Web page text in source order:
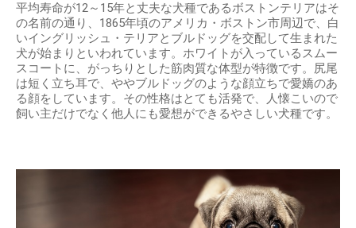
平均寿命が12～15年と丈夫な犬種であるボストンテリアはそ
の名前の通り、1865年頃のアメリカ・ボストン市周辺で、白
いイングリッシュ・テリアとブルドッグを交配して生まれた
犬が始まりといわれています。ホワイトが入っているスムー
スコートに、がっちりとした筋肉質な体型が特徴です。尻尾
は短く立ち耳で、ややブルドッグのような顔立ちで愛嬌のあ
る顔をしています。その性格はとても活発で、人懐こいので
飼い主だけでなく他人にも愛想ができるやさしい犬種です。